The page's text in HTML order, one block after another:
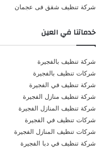
شركة تنظيف شقق فى عجمان
خدماتنا في العين
شركة تنظيف بالفجيرة
شركات تنظيف بالفجيرة
شركة تنظيف في الفجيرة
شركة تنظيف منازل الفجيرة
شركة تنظيف المنازل الفجيرة
شركات تنظيف في الفجيرة
شركات تنظيف المنازل الفجيرة
شركة تنظيف في دبا الفجيرة